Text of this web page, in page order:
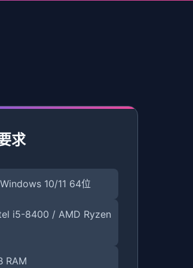
求
Windows 10/11 64位
i5-8400 / AMD Ryzen
RAM